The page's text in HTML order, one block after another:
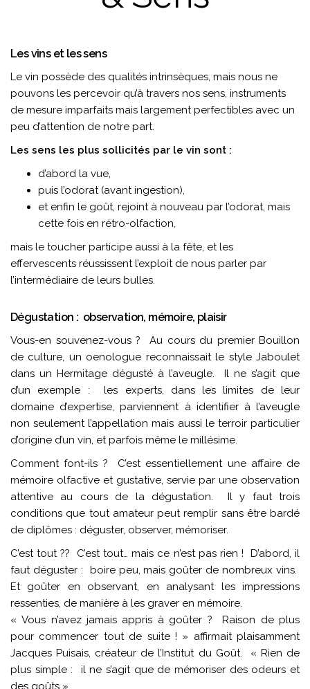
Les vins et les sens
Le vin possède des qualités intrinsèques, mais nous ne
pouvons les percevoir qu’à travers nos sens, instruments
de mesure imparfaits mais largement perfectibles avec un
peu d’attention de notre part.
Les sens les plus sollicités par le vin sont :
d’abord la vue,
puis l’odorat (avant ingestion),
et enfin le goût, rejoint à nouveau par l’odorat, mais
cette fois en rétro-olfaction,
mais le toucher participe aussi à la fête, et les
effervescents réussissent l’exploit de nous parler par
l’intermédiaire de leurs bulles.
Dégustation : observation, mémoire, plaisir
Vous-en souvenez-vous ? Au cours du premier Bouillon
de culture, un oenologue reconnaissait le style Jaboulet
dans un Hermitage dégusté à l’aveugle. Il ne s’agit que
d’un exemple : les experts, dans les limites de leur
domaine d’expertise, parviennent à identifier à l’aveugle
non seulement l’appellation mais aussi le terroir particulier
d’origine d’un vin, et parfois même le millésime.
Comment font-ils ? C’est essentiellement une affaire de
mémoire olfactive et gustative, servie par une observation
attentive au cours de la dégustation. Il y faut trois
conditions que tout amateur peut remplir sans être bardé
de diplômes : déguster, observer, mémoriser.
C’est tout ?? C’est tout… mais ce n’est pas rien ! D’abord, il
faut déguster : boire peu, mais goûter de nombreux vins.
Et goûter en observant, en analysant les impressions
ressenties, de manière à les graver en mémoire.
« Vous n’avez jamais appris à goûter ? Raison de plus
pour commencer tout de suite ! » affirmait plaisamment
Jacques Puisais, créateur de l’Institut du Goût. « Rien de
plus simple : il ne s’agit que de mémoriser des odeurs et
des goûts ».